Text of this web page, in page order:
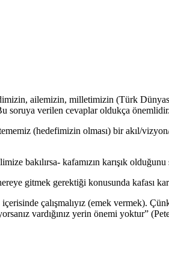
ailemizin, milletimizin (Türk
soruya verilen cevaplar oldukça önemlidir.
(hedefimizin olması) bir akıl/
bakılırsa- kafamızın karışık
gitmek gerektiği konusunda kafası
çalışmalıyız (emek vermek).
vardığınız yerin önemi yoktur”